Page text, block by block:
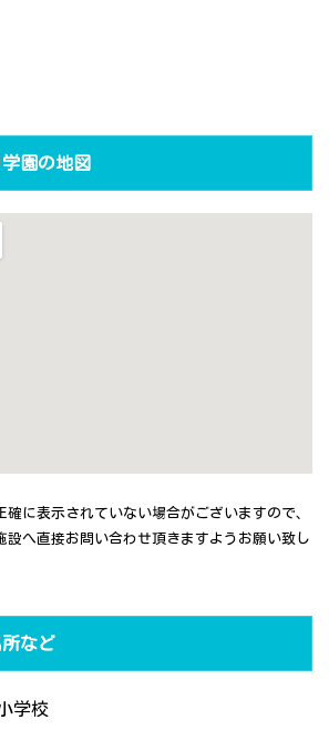
園の地図
に表示されていない場合がございますので、
設へ直接お問い合わせ頂きますようお願い致し
など
学校